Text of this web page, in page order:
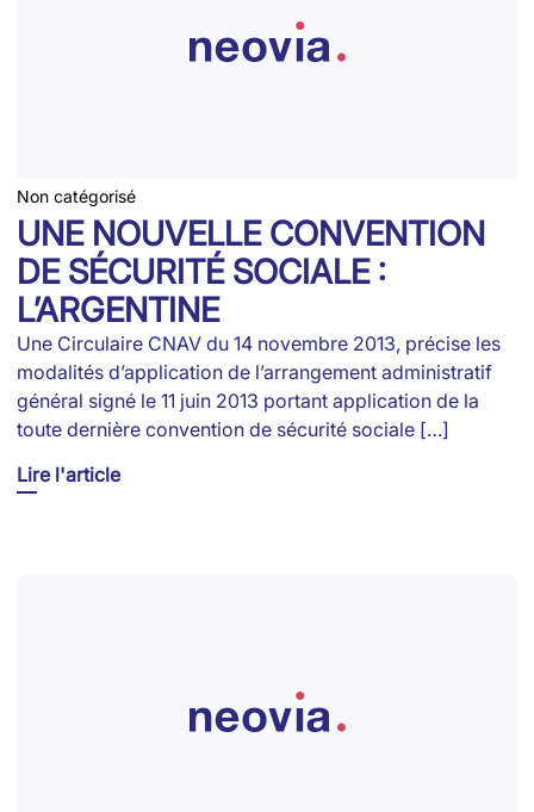
Non catégorisé
UNE NOUVELLE CONVENTION
DE SÉCURITÉ SOCIALE :
L’ARGENTINE
Une Circulaire CNAV du 14 novembre 2013, précise les
modalités d’application de l’arrangement administratif
général signé le 11 juin 2013 portant application de la
toute dernière convention de sécurité sociale […]
Lire l'article